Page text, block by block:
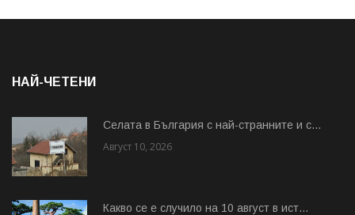
НАЙ-ЧЕТЕНИ
Cелата в България с най-странните и с...
Август 10, 2026
Какво се е случило на 10 август в ист...